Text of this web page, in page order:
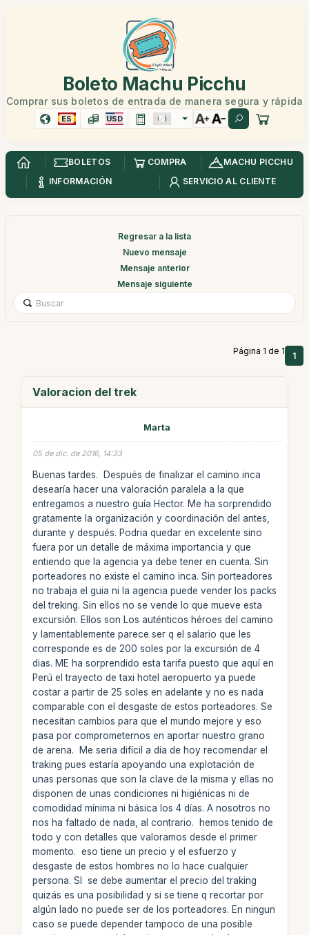
Boleto Machu Picchu
Comprar sus boletos de entrada de manera segura y rápida
ES USD
BOLETOS COMPRA
MACHU PICCHU
INFORMACIÓN
SERVICIO AL CLIENTE
Regresar a la lista
Nuevo mensaje
Mensaje anterior
Mensaje siguiente
Página 1 de 1 1
Valoracion del trek
Marta
05 de dic. de 2016, 14:33
Buenas tardes. Después de finalizar el camino inca
desearía hacer una valoración paralela a la que
entregamos a nuestro guía Hector. Me ha sorprendido
gratamente la organización y coordinación del antes,
durante y después. Podria quedar en excelente sino
fuera por un detalle de máxima importancia y que
entiendo que la agencia ya debe tener en cuenta. Sin
porteadores no existe el camino inca. Sin porteadores
no trabaja el guia ni la agencia puede vender los packs
del treking. Sin ellos no se vende lo que mueve esta
excursión. Ellos son Los auténticos héroes del camino
y lamentablemente parece ser q el salario que les
corresponde es de 200 soles por la excursión de 4
dias. ME ha sorprendido esta tarifa puesto que aquí en
Perú el trayecto de taxi hotel aeropuerto ya puede
costar a partir de 25 soles en adelante y no es nada
comparable con el desgaste de estos porteadores. Se
necesitan cambios para que el mundo mejore y eso
pasa por comprometernos en aportar nuestro grano
de arena. Me seria difícil a día de hoy recomendar el
traking pues estaría apoyando una explotación de
unas personas que son la clave de la misma y ellas no
disponen de unas condiciones ni higiénicas ni de
comodidad mínima ni básica los 4 días. A nosotros no
nos ha faltado de nada, al contrario. hemos tenido de
todo y con detalles que valoramos desde el primer
momento. eso tiene un precio y el esfuerzo y
desgaste de estos hombres no lo hace cualquier
persona. SI se debe aumentar el precio del traking
quizás es una posibilidad y si se tiene q recortar por
algún lado no puede ser de los porteadores. En ningun
caso se puede depender tampoco de una posible